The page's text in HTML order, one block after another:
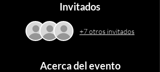
Invitados
+7 otros invitados
Acerca del evento